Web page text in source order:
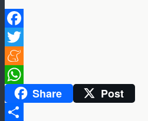
Facebook
Twitter
Meneame
WhatsAppShare Post